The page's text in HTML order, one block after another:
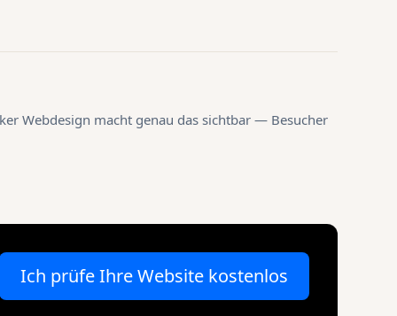
Webdesign macht genau das sichtbar — Besucher
Ich prüfe Ihre Website kostenlos